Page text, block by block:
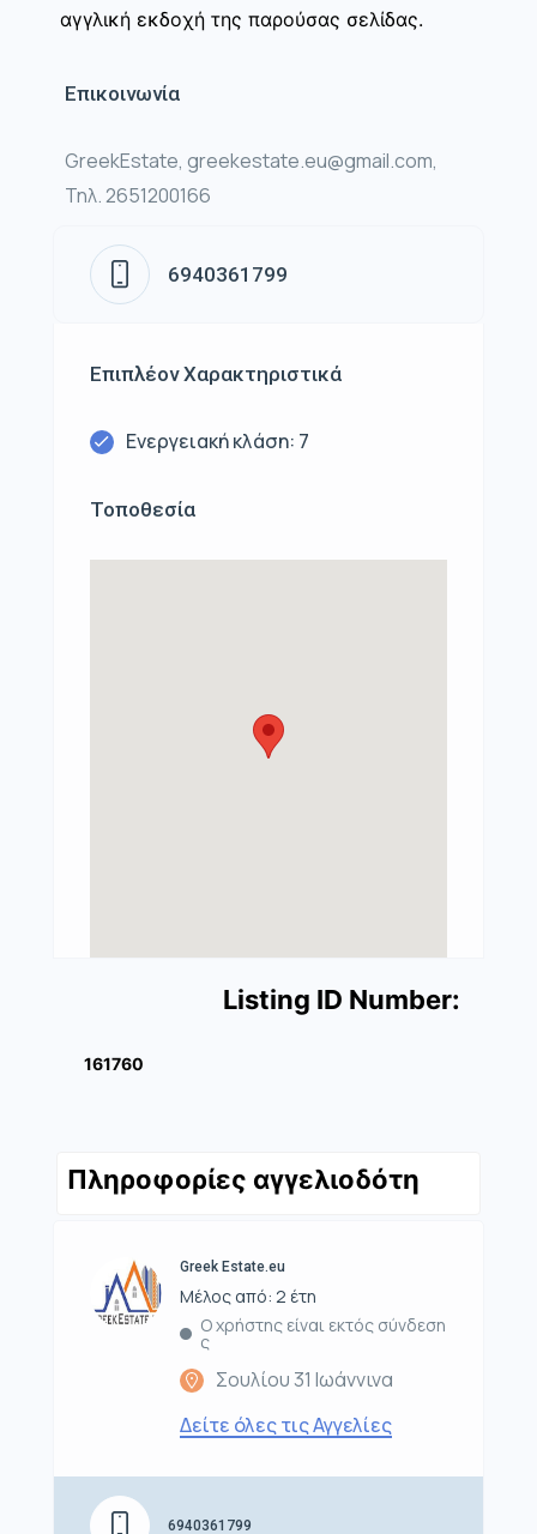
αγγλική εκδοχή της παρούσας σελίδας.
Επικοινωνία
GreekEstate, greekestate.eu@gmail.com,
Τηλ. 2651200166
6940361799
Επιπλέον Χαρακτηριστικά
Ενεργειακή κλάση: 7
Τοποθεσία
Listing ID Number:
161760
Πληροφορίες αγγελιοδότη
Greek Estate.eu
Μέλος από: 2 έτη
Ο χρήστης είναι εκτός σύνδεση
ς
Σουλίου 31 Ιωάννινα
Δείτε όλες τις Αγγελίες
6940361799